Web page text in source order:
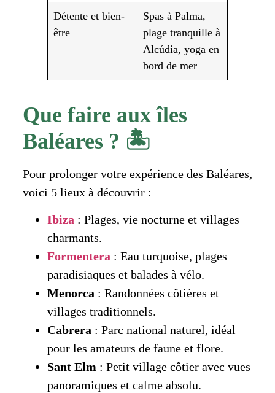
Détente et bien-
être
Spas à Palma,
plage tranquille à
Alcúdia, yoga en
bord de mer
Que faire aux îles
Baléares ? 🏝️
Pour prolonger votre expérience des Baléares,
voici 5 lieux à découvrir :
Ibiza : Plages, vie nocturne et villages
charmants.
Formentera : Eau turquoise, plages
paradisiaques et balades à vélo.
Menorca : Randonnées côtières et
villages traditionnels.
Cabrera : Parc national naturel, idéal
pour les amateurs de faune et flore.
Sant Elm : Petit village côtier avec vues
panoramiques et calme absolu.